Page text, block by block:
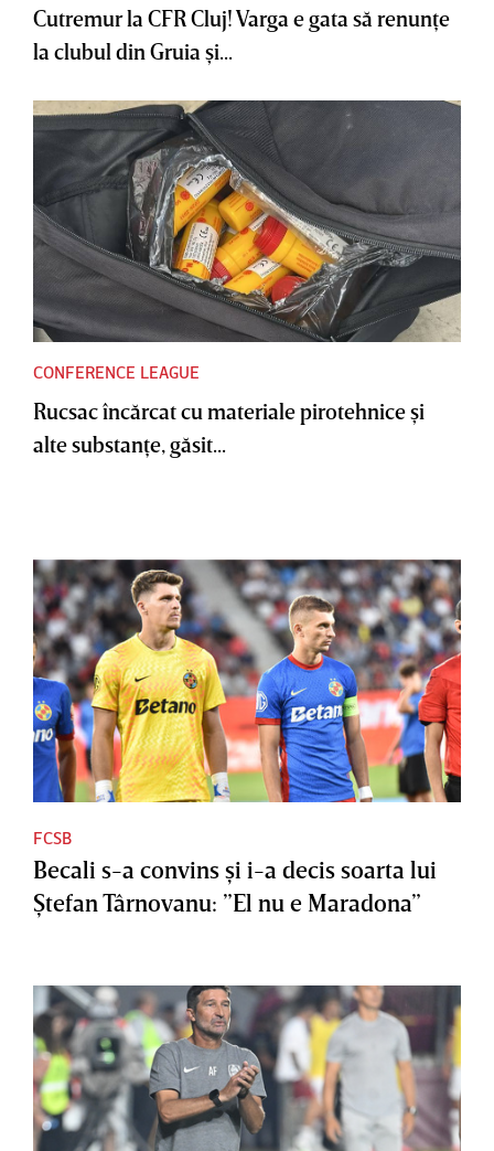
Cutremur la CFR Cluj! Varga e gata să renunţe
la clubul din Gruia şi...
CONFERENCE LEAGUE
Rucsac încărcat cu materiale pirotehnice şi
alte substanţe, găsit...
FCSB
Becali s-a convins şi i-a decis soarta lui
Ştefan Târnovanu: ”El nu e Maradona”